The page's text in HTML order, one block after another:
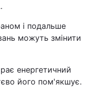
і подальше
можуть змінити
енергетичний
його пом'якшує.